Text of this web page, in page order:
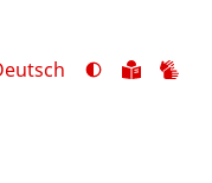
Ansicht
Zu